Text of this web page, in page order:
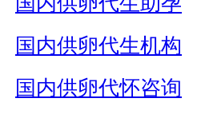
国内供卵代生机构
国内供卵代怀咨询